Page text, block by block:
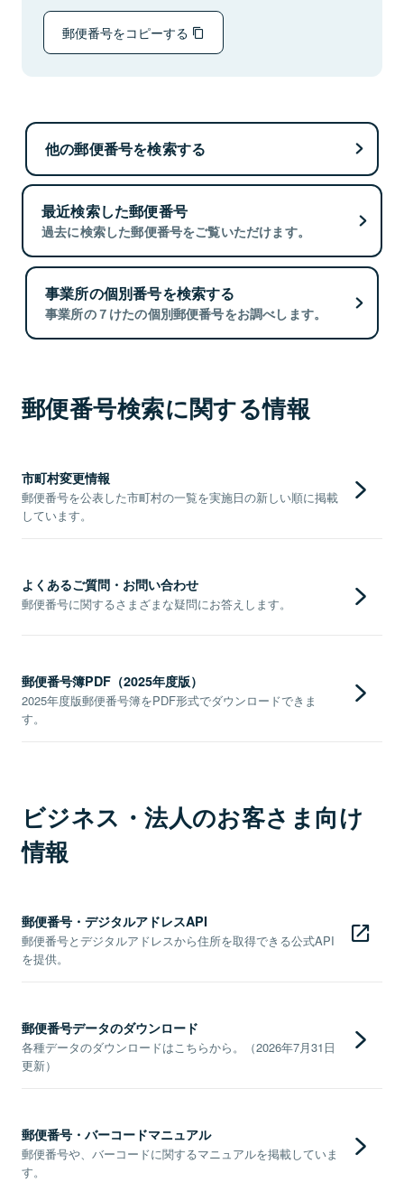
郵便番号をコピーする
他の郵便番号を検索する
最近検索した郵便番号
過去に検索した郵便番号をご覧いただけます。
事業所の個別番号を検索する
事業所の７けたの個別郵便番号をお調べします。
郵便番号検索に関する情報
市町村変更情報
郵便番号を公表した市町村の一覧を実施日の新しい順に掲載
しています。
よくあるご質問・お問い合わせ
郵便番号に関するさまざまな疑問にお答えします。
郵便番号簿PDF（2025年度版）
2025年度版郵便番号簿をPDF形式でダウンロードできま
す。
ビジネス・法人のお客さま向け
情報
郵便番号・デジタルアドレスAPI
郵便番号とデジタルアドレスから住所を取得できる公式API
を提供。
郵便番号データのダウンロード
各種データのダウンロードはこちらから。（2026年7月31日
更新）
郵便番号・バーコードマニュアル
郵便番号や、バーコードに関するマニュアルを掲載していま
す。